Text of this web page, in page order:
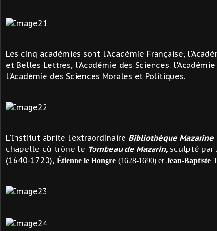
Les cinq académies sont l'Académie Française,
et Belles-Lettres, l'Académie des Sciences,
l'Académie des Sciences Morales et Politiques.
L'Institut abrite l'extraordinaire Bibliothèque Mazarine
chapelle où trône le Tombeau de Mazarin, sculpté par
(1640-1720), Étienne le Hongre (1628-1690) et Jean-Baptiste